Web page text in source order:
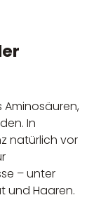
Aminosäuren,
In
natürlich vor
– unter
und Haaren.